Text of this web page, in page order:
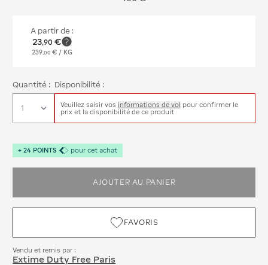
A partir de :
23,90 €
239,00 € / KG
Quantité : Disponibilité :
Veuillez saisir vos informations de vol pour confirmer le
prix et la disponibilité de ce produit
+ 24 POINTS pour cet achat
AJOUTER AU PANIER
FAVORIS
Vendu et remis par :
Extime Duty Free Paris